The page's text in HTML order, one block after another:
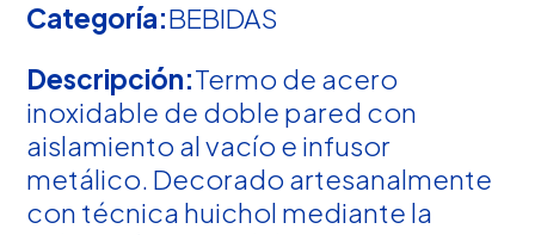
Categoría:BEBIDAS
Descripción:Termo de acero
inoxidable de doble pared con
aislamiento al vacío e infusor
metálico. Decorado artesanalmente
con técnica huichol mediante la